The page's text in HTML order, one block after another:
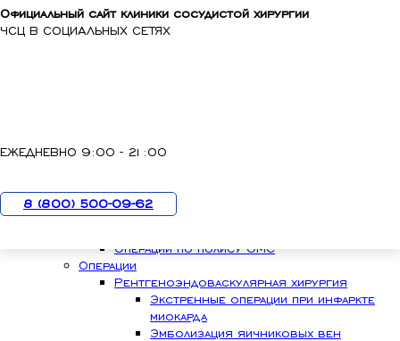
Skip to main content
Пациентам
ОМС
Операции по полису ОМС
Операции
Рентгеноэндоваскулярная хирургия
Экстренные операции при инфаркте
миокарда
Эмболизация яичниковых вен
Официальный сайт клиники сосудистой хирургии
ЧСЦ В СОЦИАЛЬНЫХ СЕТЯХ
ЕЖЕДНЕВНО 9:00 - 21:00
8 (800) 500-09-62